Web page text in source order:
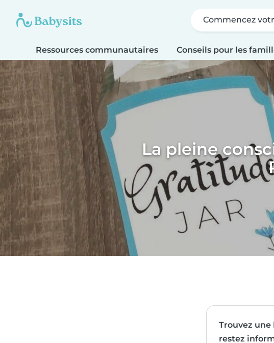
Commencez
Ressources communautaires Conseils pour les
La pleine
Trouvez
restez